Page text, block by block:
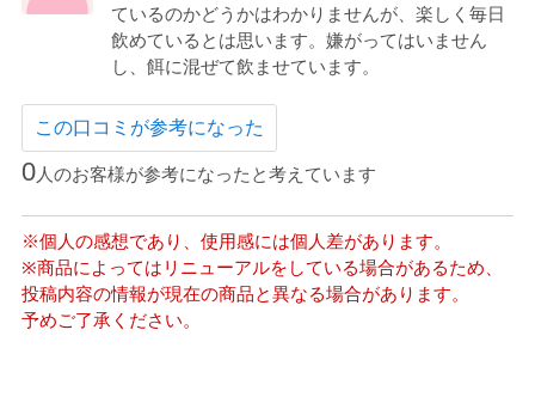
ているのかどうかはわかりませんが、楽しく毎日
飲めているとは思います。嫌がってはいません
し、餌に混ぜて飲ませています。
この口コミが参考になった
0人のお客様が参考になったと考えています
※個人の感想であり、使用感には個人差があります。
※商品によってはリニューアルをしている場合があるため、
投稿内容の情報が現在の商品と異なる場合があります。
予めご了承ください。